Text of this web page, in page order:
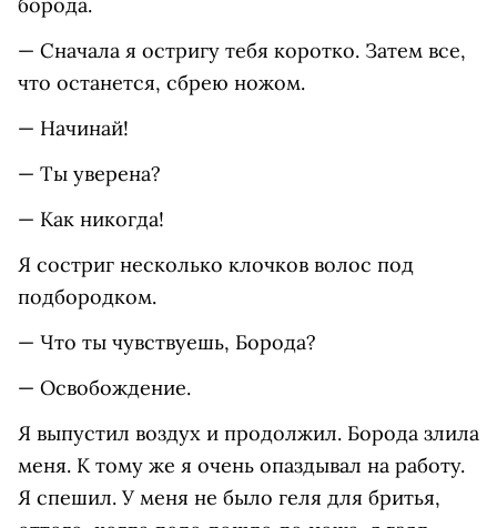
— Сначала я остригу тебя коротко. Затем все,
что останется, сбрею ножом.
— Начинай!
— Ты уверена?
— Как никогда!
Я состриг несколько клочков волос под
подбородком.
— Что ты чувствуешь, Борода?
— Освобождение.
Я выпустил воздух и продолжил. Борода злила
меня. К тому же я очень опаздывал на работу.
Я спешил. У меня не было геля для бритья,